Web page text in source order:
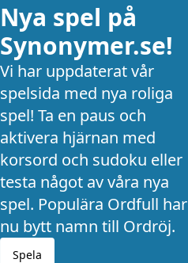
Nya spel på
Synonymer.se!
Vi har uppdaterat vår
spelsida med nya roliga
spel! Ta en paus och
aktivera hjärnan med
korsord och sudoku eller
testa något av våra nya
spel. Populära Ordfull har
nu bytt namn till Ordröj.
Spela